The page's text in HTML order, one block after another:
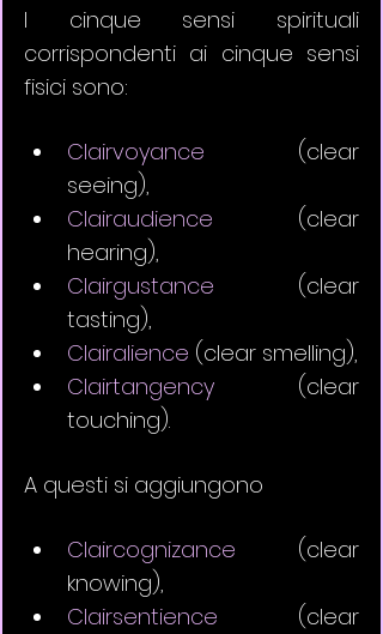
I cinque sensi spirituali
corrispondenti ai cinque sensi
fisici sono:
Clairvoyance (clear
seeing),
Clairaudience (clear
hearing),
Clairgustance (clear
tasting),
Clairalience (clear smelling),
Clairtangency (clear
touching).
A questi si aggiungono
Claircognizance (clear
knowing),
Clairsentience (clear